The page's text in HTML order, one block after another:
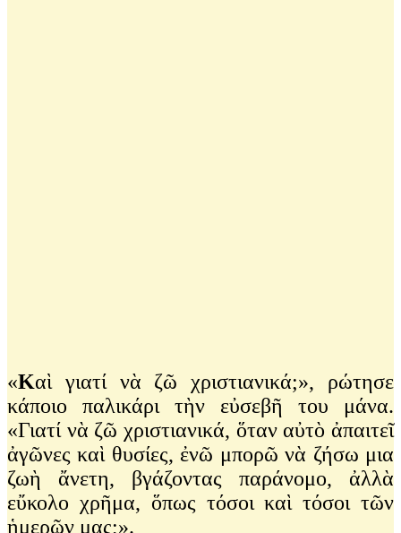
«Καὶ γιατί νὰ ζῶ χριστιανικά;», ρώτησε
κάποιο παλικάρι τὴν εὐσεβῆ του μάνα.
«Γιατί νὰ ζῶ χριστιανικά, ὅταν αὐτὸ ἀπαιτεῖ
ἀγῶνες καὶ θυσίες, ἐνῶ μπορῶ νὰ ζήσω μια
ζωὴ ἄνετη, βγάζοντας παράνομο, ἀλλὰ
εὔκολο χρῆμα, ὅπως τόσοι καὶ τόσοι τῶν
ἡμερῶν μας;».